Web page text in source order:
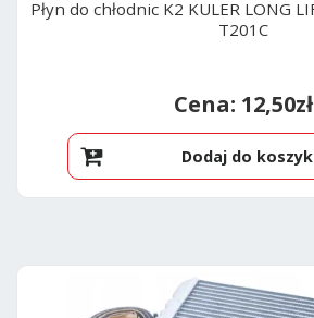
Płyn do chłodnic K2 KULER LONG
T201C
12,50zł
Dodaj do